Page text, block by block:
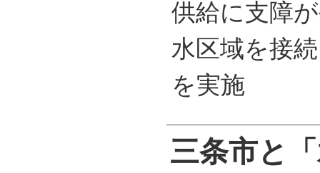
供給に支障
水区域を接
を実施
三条市と